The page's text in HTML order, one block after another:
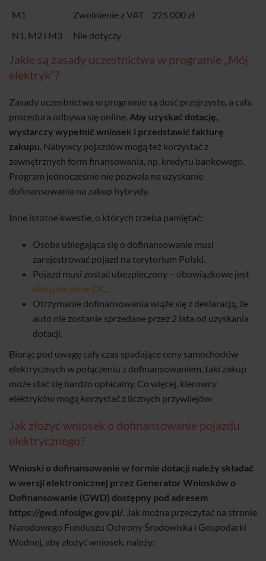
M1 Zwolnienie z VAT
225 000 zł
N1, M2 i M3
Nie dotyczy
Jakie są zasady uczestnictwa w programie „Mój
elektryk”?
Zasady uczestnictwa w programie są dość przejrzyste, a cała
procedura odbywa się online. Aby uzyskać dotację,
wystarczy wypełnić wniosek i przedstawić fakturę
zakupu. Nabywcy pojazdów mogą też korzystać z
zewnętrznych form finansowania, np. kredytu bankowego.
Program jednocześnie nie pozwala na uzyskanie
dofinansowania na zakup hybrydy.
Inne istotne kwestie, o których trzeba pamiętać:
Osoba ubiegająca się o dofinansowanie musi
zarejestrować pojazd na terytorium Polski.
Pojazd musi zostać ubezpieczony – obowiązkowe jest
ubezpieczenie OC.
Otrzymanie dofinansowania wiąże się z deklaracją, że
auto nie zostanie sprzedane przez 2 lata od uzyskania
dotacji.
Biorąc pod uwagę cały czas spadające ceny samochodów
elektrycznych w połączeniu z dofinansowaniem, taki zakup
może stać się bardzo opłacalny. Co więcej, kierowcy
elektryków mogą korzystać z licznych przywilejów.
Jak złożyć wniosek o dofinansowanie pojazdu
elektrycznego?
Wnioski o dofinansowanie w formie dotacji należy składać
w wersji elektronicznej przez Generator Wniosków o
Dofinansowanie (GWD) dostępny pod adresem
https://gwd.nfosigw.gov.pl/. Jak można przeczytać na stronie
Narodowego Funduszu Ochrony Środowiska i Gospodarki
Wodnej, aby złożyć wniosek, należy: